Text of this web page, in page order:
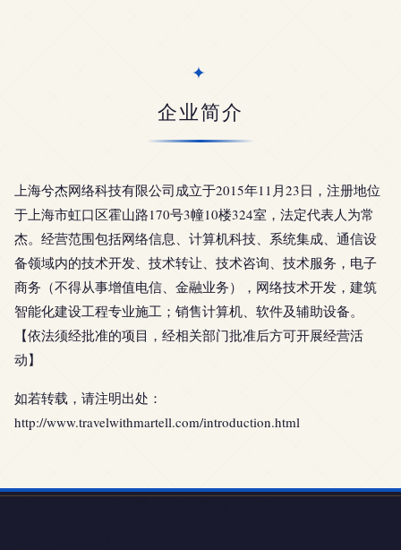
企业简介
上海兮杰网络科技有限公司成立于2015年11月23日，注册地位
于上海市虹口区霍山路170号3幢10楼324室，法定代表人为常
杰。经营范围包括网络信息、计算机科技、系统集成、通信设
备领域内的技术开发、技术转让、技术咨询、技术服务，电子
商务（不得从事增值电信、金融业务），网络技术开发，建筑
智能化建设工程专业施工；销售计算机、软件及辅助设备。
【依法须经批准的项目，经相关部门批准后方可开展经营活
动】
如若转载，请注明出处：
http://www.travelwithmartell.com/introduction.html